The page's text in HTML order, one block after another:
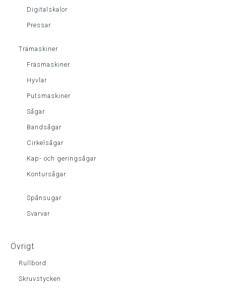
Digitalskalor
Pressar
Trämaskiner
Fräsmaskiner
Hyvlar
Putsmaskiner
Sågar
Bandsågar
Cirkelsågar
Kap- och geringsågar
Kontursågar
Spånsugar
Svarvar
Övrigt
Rullbord
Skruvstycken